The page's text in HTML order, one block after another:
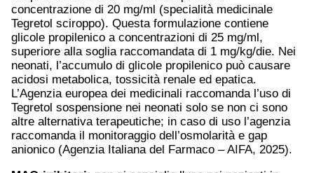
concentrazione di 20 mg/ml (specialità medicinale
Tegretol sciroppo). Questa formulazione contiene
glicole propilenico a concentrazioni di 25 mg/ml,
superiore alla soglia raccomandata di 1 mg/kg/die. Nei
neonati, l’accumulo di glicole propilenico può causare
acidosi metabolica, tossicità renale ed epatica.
L’Agenzia europea dei medicinali raccomanda l’uso di
Tegretol sospensione nei neonati solo se non ci sono
altre alternativa terapeutiche; in caso di uso l’agenzia
raccomanda il monitoraggio dell’osmolarità e gap
anionico (Agenzia Italiana del Farmaco – AIFA, 2025).